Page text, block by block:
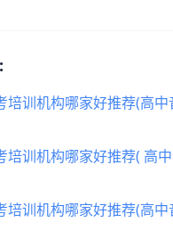
培训机构哪家好推荐(高
培训机构哪家好推荐( 高
培训机构哪家好推荐(高